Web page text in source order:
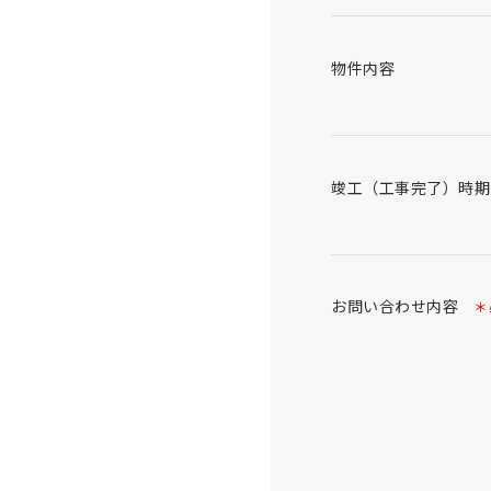
物件内容
竣工（工事完了）時期
お問い合わせ内容